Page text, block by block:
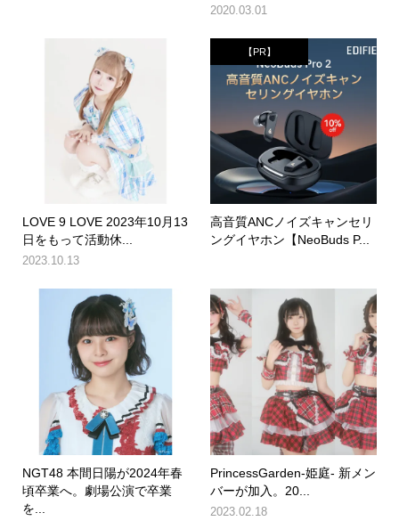
2020.03.01
LOVE 9 LOVE 2023年10月13
日をもって活動休...
2023.10.13
【PR】
高音質ANCノイズキャンセリ
ングイヤホン【NeoBuds P...
NGT48 本間日陽が2024年春
頃卒業へ。劇場公演で卒業
を...
PrincessGarden-姫庭- 新メン
バーが加入。20...
2023.02.18